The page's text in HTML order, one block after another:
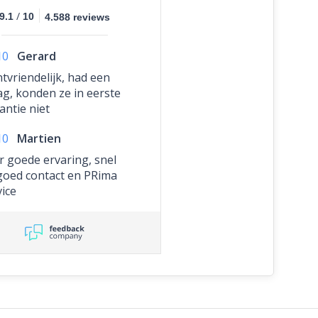
9.1 / 10 4.588 reviews
Gerard
had een
konden ze in eerste
niet
gemaakt, getest en
hoe het nu
zit en daardoor was
correct
gelijk aangepast!
Martien
goede ervaring, snel
contact en PRima